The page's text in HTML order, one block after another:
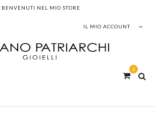
BENVENUTI NEL MIO STORE
IL MIO ACCOUNT
0